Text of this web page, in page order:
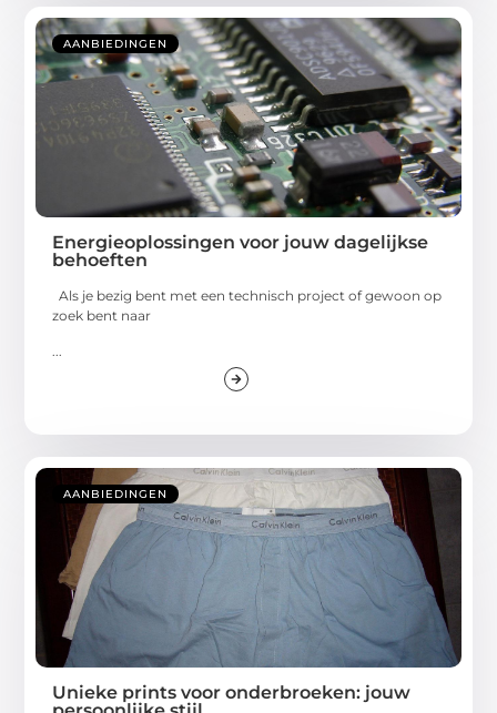
AANBIEDINGEN
Energieoplossingen voor jouw dagelijkse
behoeften
Als je bezig bent met een technisch project of gewoon op
zoek bent naar
AANBIEDINGEN
Unieke prints voor onderbroeken: jouw